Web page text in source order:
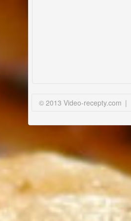
syrový žloutek, spotřebujte ji
© 2013 Video-recepty.com |